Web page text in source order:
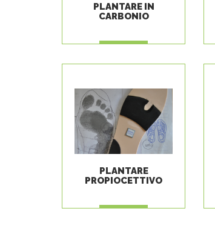
PLANTARE IN
CARBONIO
PLANTARE
PROPIOCETTIVO